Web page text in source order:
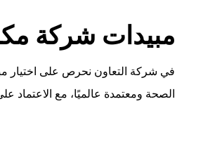
مبيدات شركة
في شركة التعاون نحرص على اختيار
الصحة ومعتمدة عالميًا، مع